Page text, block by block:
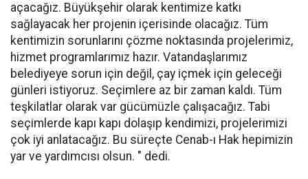
açacağız. Büyükşehir olarak kentimize katkı
sağlayacak her projenin içerisinde olacağız. Tüm
kentimizin sorunlarını çözme noktasında projelerimiz,
hizmet programlarımız hazır. Vatandaşlarımız
belediyeye sorun için değil, çay içmek için geleceği
günleri istiyoruz. Seçimlere az bir zaman kaldı. Tüm
teşkilatlar olarak var gücümüzle çalışacağız. Tabi
seçimlerde kapı kapı dolaşıp kendimizi, projelerimizi
çok iyi anlatacağız. Bu süreçte Cenab-ı Hak hepimizin
yar ve yardımcısı olsun. " dedi.